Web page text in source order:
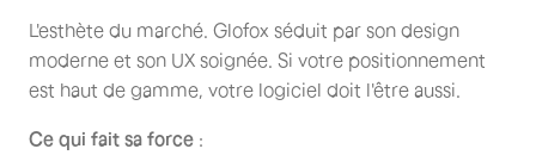
L'esthète du marché. Glofox séduit par son design
moderne et son UX soignée. Si votre positionnement
est haut de gamme, votre logiciel doit l'être aussi.
Ce qui fait sa force :